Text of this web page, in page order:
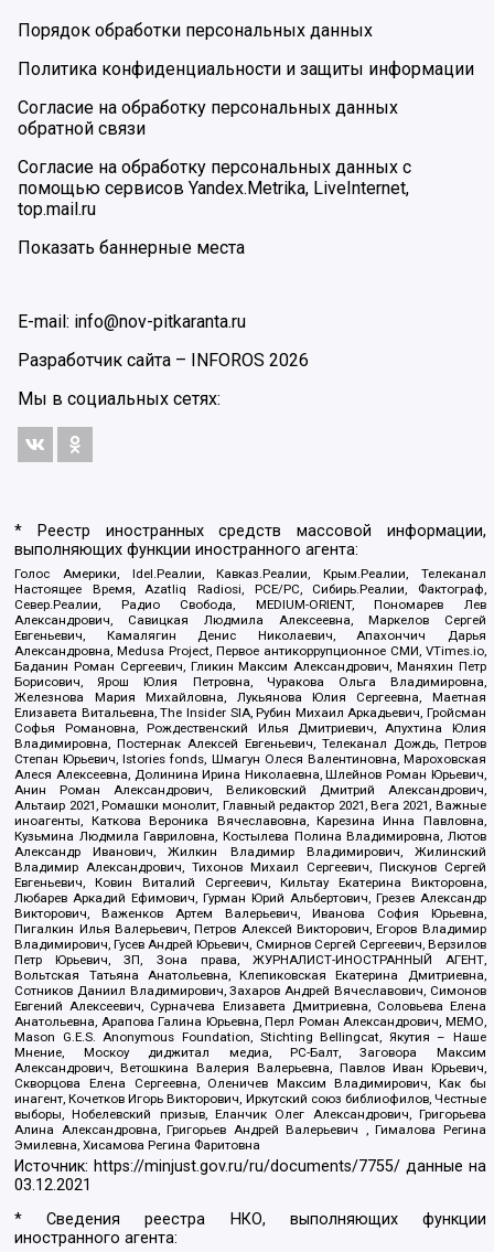
Порядок обработки персональных данных
Политика конфиденциальности и защиты информации
Согласие на обработку персональных данных
обратной связи
Согласие на обработку персональных данных с
помощью сервисов Yandex.Metrika, LiveInternet,
top.mail.ru
Показать баннерные места
E-mail: info@nov-pitkaranta.ru
Разработчик сайта –
INFOROS 2026
Мы в социальных сетях:
* Реестр иностранных средств массовой информации,
выполняющих функции иностранного агента:
Голос Америки, Idel.Реалии, Кавказ.Реалии, Крым.Реалии, Телеканал
Настоящее Время, Azatliq Radiosi, PCE/PC, Сибирь.Реалии, Фактограф,
Север.Реалии, Радио Свобода, MEDIUM-ORIENT, Пономарев Лев
Александрович, Савицкая Людмила Алексеевна, Маркелов Сергей
Евгеньевич, Камалягин Денис Николаевич, Апахончич Дарья
Александровна, Medusa Project, Первое антикоррупционное СМИ, VTimes.io,
Баданин Роман Сергеевич, Гликин Максим Александрович, Маняхин Петр
Борисович, Ярош Юлия Петровна, Чуракова Ольга Владимировна,
Железнова Мария Михайловна, Лукьянова Юлия Сергеевна, Маетная
Елизавета Витальевна, The Insider SIA, Рубин Михаил Аркадьевич, Гройсман
Софья Романовна, Рождественский Илья Дмитриевич, Апухтина Юлия
Владимировна, Постернак Алексей Евгеньевич, Телеканал Дождь, Петров
Степан Юрьевич, Istories fonds, Шмагун Олеся Валентиновна, Мароховская
Алеся Алексеевна, Долинина Ирина Николаевна, Шлейнов Роман Юрьевич,
Анин Роман Александрович, Великовский Дмитрий Александрович,
Альтаир 2021, Ромашки монолит, Главный редактор 2021, Вега 2021, Важные
иноагенты, Каткова Вероника Вячеславовна, Карезина Инна Павловна,
Кузьмина Людмила Гавриловна, Костылева Полина Владимировна, Лютов
Александр Иванович, Жилкин Владимир Владимирович, Жилинский
Владимир Александрович, Тихонов Михаил Сергеевич, Пискунов Сергей
Евгеньевич, Ковин Виталий Сергеевич, Кильтау Екатерина Викторовна,
Любарев Аркадий Ефимович, Гурман Юрий Альбертович, Грезев Александр
Викторович, Важенков Артем Валерьевич, Иванова София Юрьевна,
Пигалкин Илья Валерьевич, Петров Алексей Викторович, Егоров Владимир
Владимирович, Гусев Андрей Юрьевич, Смирнов Сергей Сергеевич, Верзилов
Петр Юрьевич, ЗП, Зона права, ЖУРНАЛИСТ-ИНОСТРАННЫЙ АГЕНТ,
Вольтская Татьяна Анатольевна, Клепиковская Екатерина Дмитриевна,
Сотников Даниил Владимирович, Захаров Андрей Вячеславович, Симонов
Евгений Алексеевич, Сурначева Елизавета Дмитриевна, Соловьева Елена
Анатольевна, Арапова Галина Юрьевна, Перл Роман Александрович, МЕМО,
Mason G.E.S. Anonymous Foundation, Stichting Bellingcat, Якутия – Наше
Мнение, Москоу диджитал медиа, РС-Балт, Заговора Максим
Александрович, Ветошкина Валерия Валерьевна, Павлов Иван Юрьевич,
Скворцова Елена Сергеевна, Оленичев Максим Владимирович, Как бы
инагент, Кочетков Игорь Викторович, Иркутский союз библиофилов, Честные
выборы, Нобелевский призыв, Еланчик Олег Александрович, Григорьева
Алина Александровна, Григорьев Андрей Валерьевич , Гималова Регина
Эмилевна, Хисамова Регина Фаритовна
Источник: https://minjust.gov.ru/ru/documents/7755/ данные на
03.12.2021
* Сведения реестра НКО, выполняющих функции
иностранного агента: